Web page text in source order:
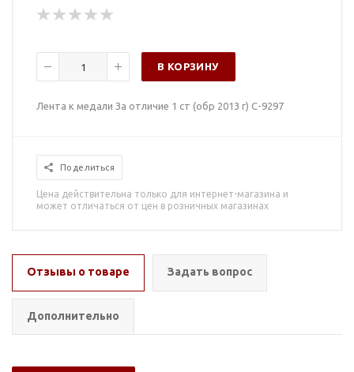
В КОРЗИНУ
Лента к медали За отличие 1 ст (обр 2013 г) С-9297
Поделиться
Цена действительна только для интернет-магазина и
может отличаться от цен в розничных магазинах
Отзывы о товаре Задать вопрос
Дополнительно